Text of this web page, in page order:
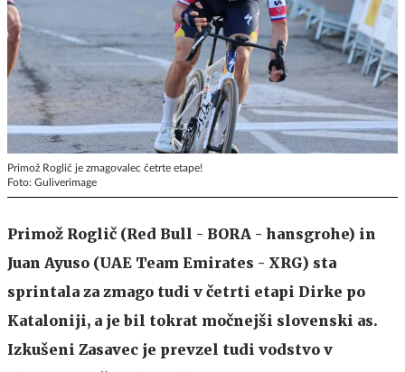
Primož Roglič je zmagovalec četrte etape!
Foto: Guliverimage
Primož Roglič (Red Bull - BORA - hansgrohe) in
Juan Ayuso (UAE Team Emirates - XRG) sta
sprintala za zmago tudi v četrti etapi Dirke po
Kataloniji, a je bil tokrat močnejši slovenski as.
Izkušeni Zasavec je prevzel tudi vodstvo v